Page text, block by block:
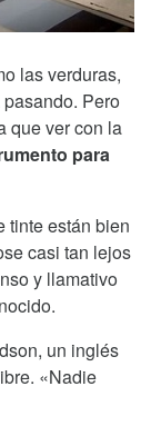
las verduras,
Pero
que ver con la
para
tinte están bien
casi tan lejos
y llamativo
un inglés
«Nadie